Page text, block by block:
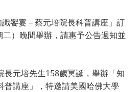
饗宴－蔡元培院長科普講座」訂
）晚間舉辦，請惠予公告週知並
長元培先生158歲冥誕，舉辦「知
普講座」，特邀請美國哈佛大學